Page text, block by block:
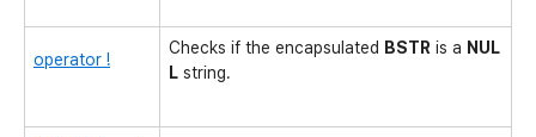
operator !
Checks if the encapsulated BSTR is a NUL
L string.